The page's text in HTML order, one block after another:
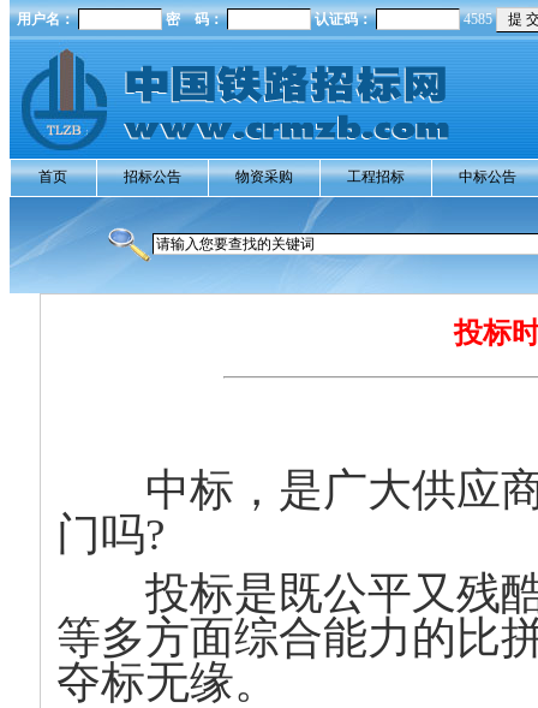
用户名： 密 码： 认证码： 4585
首页 招标公告 物资采购 工程招标 中标公告
投标
中标，是广大供应
门吗?
投标是既公平又残酷
等多方面综合能力的比
夺标无缘。